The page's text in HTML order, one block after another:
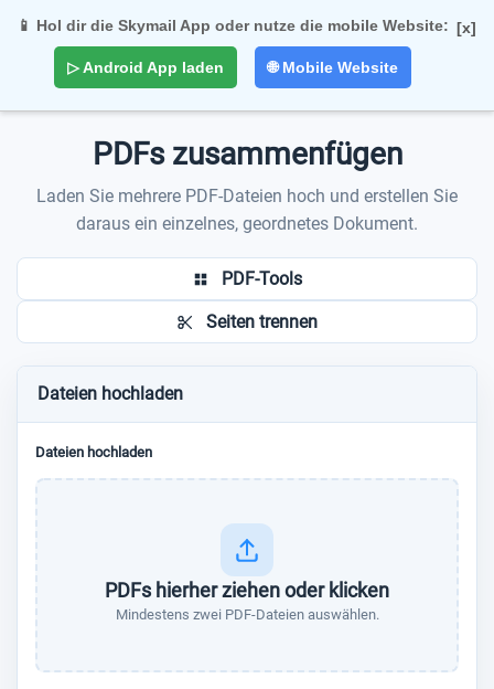
PDFs zusammenfügen
Laden Sie mehrere PDF-Dateien hoch und erstellen Sie
daraus ein einzelnes, geordnetes Dokument.
PDF-Tools
Seiten trennen
Dateien hochladen
Dateien hochladen
PDFs hierher ziehen oder klicken
Mindestens zwei PDF-Dateien auswählen.
[x]
📱 Hol dir die Skymail App oder nutze die mobile Website:
▷ Android App laden 🌐 Mobile Website